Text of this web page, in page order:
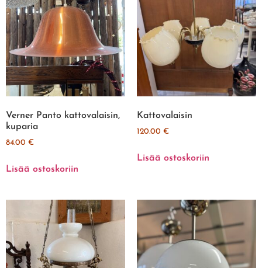
Verner Panto kattovalaisin,
kuparia
84.00 €
Lisää ostoskoriin
Kattovalaisin
120.00 €
Lisää ostoskoriin